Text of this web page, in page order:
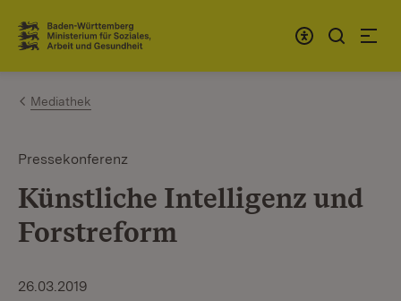
Zum Inhalt springen
Link zur Startseite
Mediathek
Pressekonferenz
Künstliche Intelligenz und
Forst­reform
26.03.2019